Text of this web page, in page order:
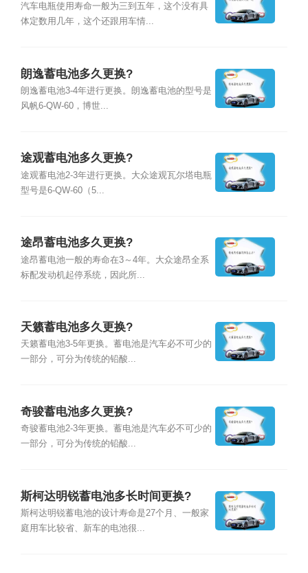
汽车电瓶使用寿命一般为三到五年，这个没有具
体定数用几年，这个还跟用车情...
朗逸蓄电池多久更换?
朗逸蓄电池3-4年进行更换。朗逸蓄电池的型号是
风帆6-QW-60，博世...
途观蓄电池多久更换?
途观蓄电池2-3年进行更换。大众途观瓦尔塔电瓶
型号是6-QW-60（5...
途昂蓄电池多久更换?
途昂蓄电池一般的寿命在3～4年。大众途昂全系
标配发动机起停系统，因此所...
天籁蓄电池多久更换?
天籁蓄电池3-5年更换。蓄电池是汽车必不可少的
一部分，可分为传统的铅酸...
奇骏蓄电池多久更换?
奇骏蓄电池2-3年更换。蓄电池是汽车必不可少的
一部分，可分为传统的铅酸...
斯柯达明锐蓄电池多长时间更换?
斯柯达明锐蓄电池的设计寿命是27个月、一般家
庭用车比较省、新车的电池很...